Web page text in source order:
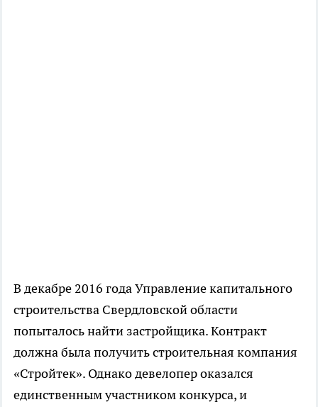
В декабре 2016 года Управление капитального
строительства Свердловской области
попыталось найти застройщика. Контракт
должна была получить строительная компания
«Стройтек». Однако девелопер оказался
единственным участником конкурса, и